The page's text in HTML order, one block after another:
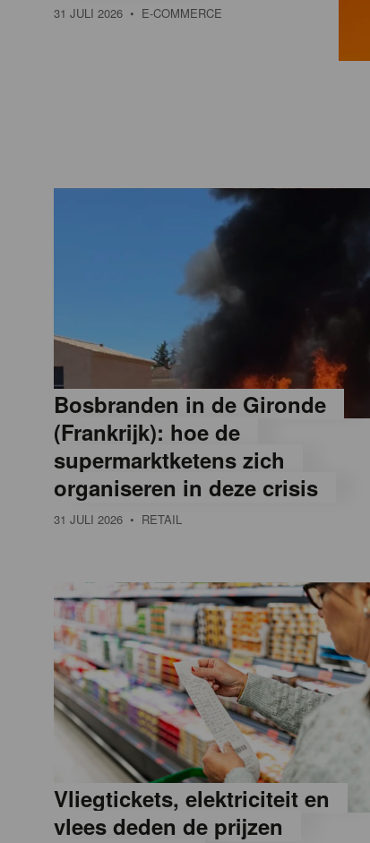
31 JULI 2026 • E-COMMERCE
Bosbranden in de Gironde
(Frankrijk): hoe de
supermarktketens zich
organiseren in deze crisis
31 JULI 2026 • RETAIL
Vliegtickets, elektriciteit en
vlees deden de prijzen